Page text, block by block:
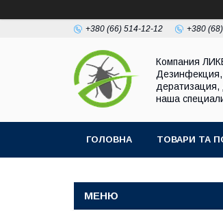
+380 (66) 514-12-12 +380
Компания
наша
ГОЛОВНА ТОВАРИ ТА